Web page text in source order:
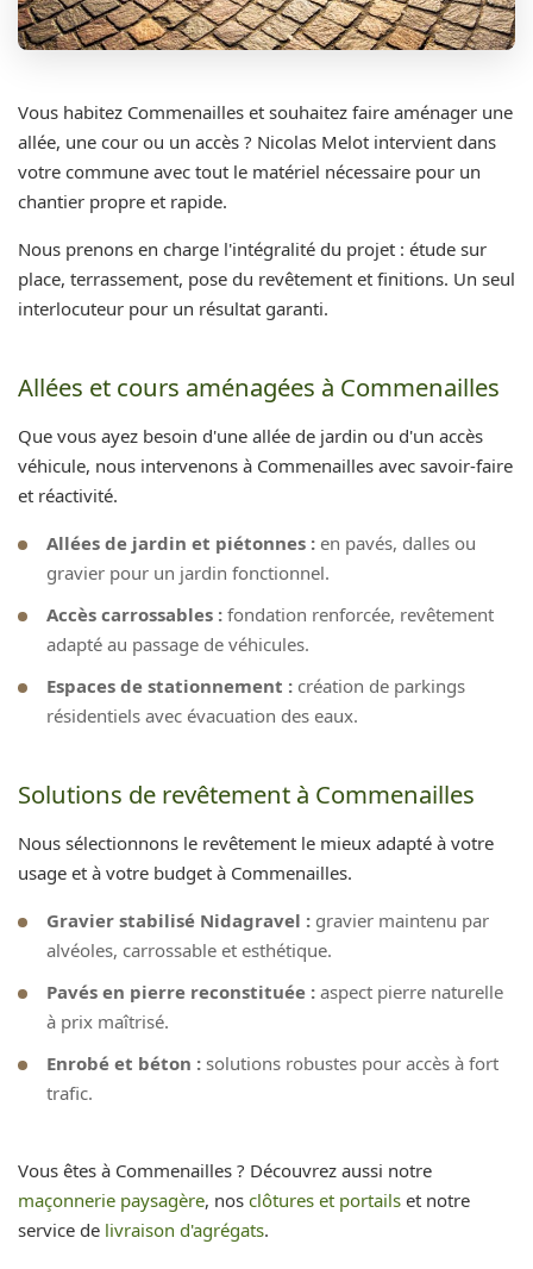
Vous habitez Commenailles et souhaitez faire aménager une
allée, une cour ou un accès ? Nicolas Melot intervient dans
votre commune avec tout le matériel nécessaire pour un
chantier propre et rapide.
Nous prenons en charge l'intégralité du projet : étude sur
place, terrassement, pose du revêtement et finitions. Un seul
interlocuteur pour un résultat garanti.
Allées et cours aménagées à Commenailles
Que vous ayez besoin d'une allée de jardin ou d'un accès
véhicule, nous intervenons à Commenailles avec savoir-faire
et réactivité.
Allées de jardin et piétonnes : en pavés, dalles ou
gravier pour un jardin fonctionnel.
Accès carrossables : fondation renforcée, revêtement
adapté au passage de véhicules.
Espaces de stationnement : création de parkings
résidentiels avec évacuation des eaux.
Solutions de revêtement à Commenailles
Nous sélectionnons le revêtement le mieux adapté à votre
usage et à votre budget à Commenailles.
Gravier stabilisé Nidagravel : gravier maintenu par
alvéoles, carrossable et esthétique.
Pavés en pierre reconstituée : aspect pierre naturelle
à prix maîtrisé.
Enrobé et béton : solutions robustes pour accès à fort
trafic.
Vous êtes à Commenailles ? Découvrez aussi notre
maçonnerie paysagère, nos clôtures et portails et notre
service de livraison d'agrégats.